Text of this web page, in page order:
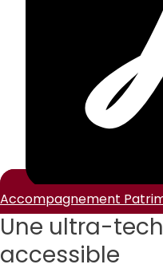
Accompagnement
Une ultra-
accessible